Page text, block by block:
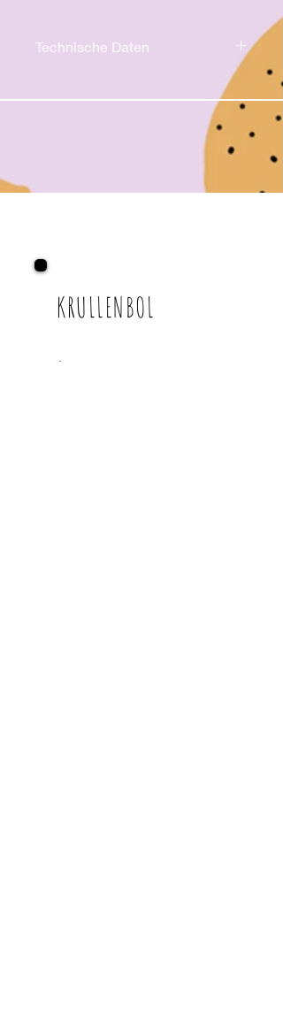
Technische Daten
95% Co, 5% E
KRULLENBOL
Abholzeiten: